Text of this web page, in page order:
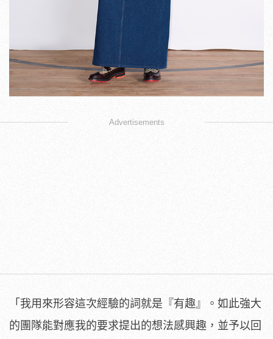
Advertisements
「我用來形容這次經驗的詞就是『有趣』。如此強大
的團隊能對應我的要求提出的想法感興趣，並予以回